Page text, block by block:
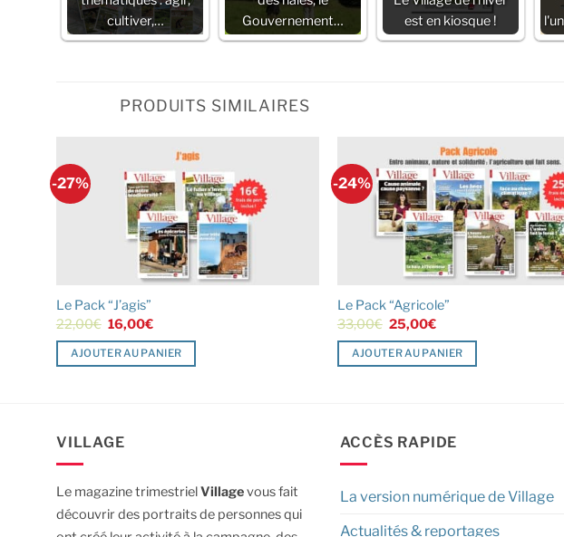
cultiver,…
Gouvernement…
est en kiosque !
PRODUITS SIMILAIRES
-27%
Le Pack “J’agis”
22,00€ Le
prix
initial
était :
16,00€Le
actuel
est :
AJOUTER AU PANIER
-24%
Le Pack “Agricole”
33,00€ Le
prix
initial
était :
25,00€Le
actuel
est :
AJOUTER AU PANIER
VILLAGE
Le magazine trimestrielVillagevous fait
découvrir des portraits de personnes qui
ACCÈS RAPIDE
La version numérique de Village
Actualités & reportages